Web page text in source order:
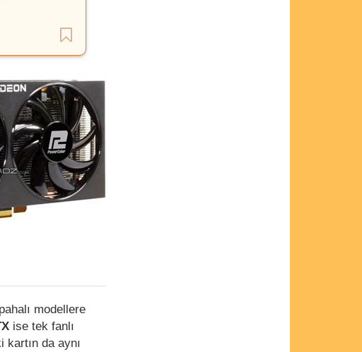
modellere
ise tek fanlı
kartın da aynı